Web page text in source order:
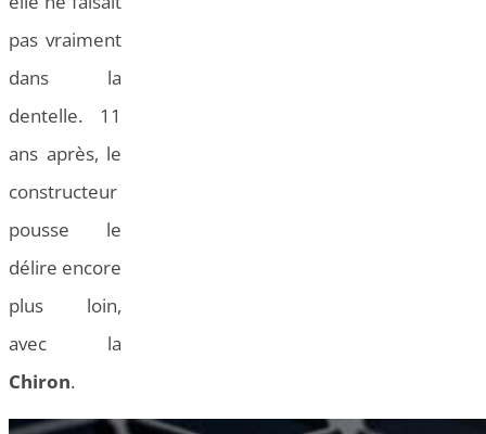
pas vraiment
dans la
dentelle. 11
ans après, le
constructeur
pousse le
délire encore
plus loin,
avec la
Chiron.